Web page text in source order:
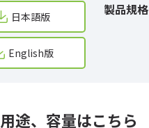
日本語版
English版
製品規格
途、容量はこちら